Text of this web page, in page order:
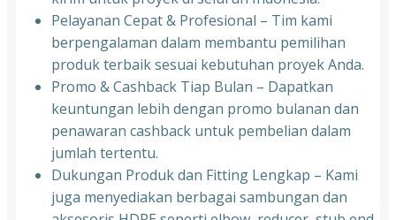
Pelayanan Cepat & Profesional – Tim kami
berpengalaman dalam membantu pemilihan
produk terbaik sesuai kebutuhan proyek Anda.
Promo & Cashback Tiap Bulan – Dapatkan
keuntungan lebih dengan promo bulanan dan
penawaran cashback untuk pembelian dalam
jumlah tertentu.
Dukungan Produk dan Fitting Lengkap – Kami
juga menyediakan berbagai sambungan dan